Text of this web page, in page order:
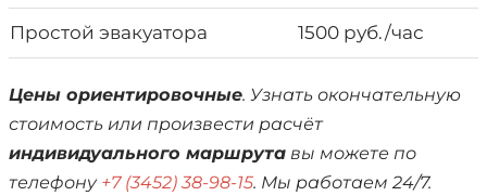
Простой эвакуатора 1500 руб./час
Цены ориентировочные. Узнать окончательную
стоимость или произвести расчёт
индивидуального маршрута вы можете по
телефону +7 (3452) 38-98-15. Мы работаем 24/7.